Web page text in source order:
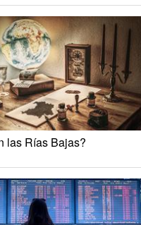
las Rías Bajas?